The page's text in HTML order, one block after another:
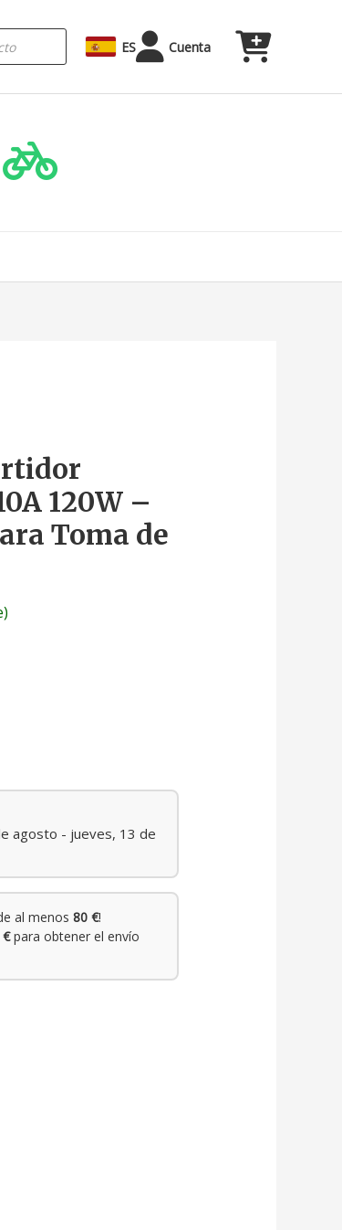
ES Cuenta
120W –
Toma de
agosto - jueves, 13 de
al menos80 €!
para obtener el envío